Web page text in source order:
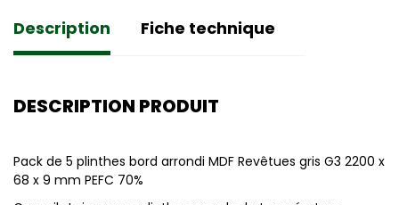
Description Fiche technique
DESCRIPTION PRODUIT
Pack de 5 plinthes bord arrondi MDF Revêtues gris G3 2200 x
68 x 9 mm PEFC 70%